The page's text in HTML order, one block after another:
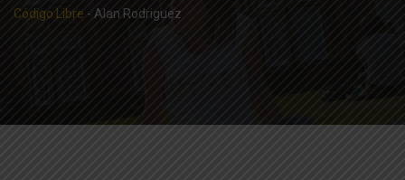
Código Libre - Alan Rodriguez